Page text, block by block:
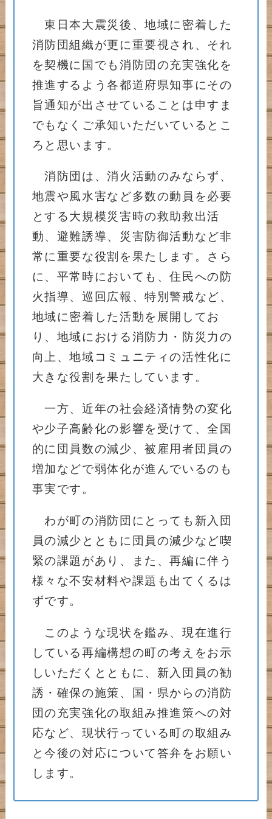
東日本大震災後、地域に密着した
消防団組織が更に重要視され、それ
を契機に国でも消防団の充実強化を
推進するよう各都道府県知事にその
旨通知が出させていることは申すま
でもなくご承知いただいているとこ
ろと思います。
消防団は、消火活動のみならず、
地震や風水害など多数の動員を必要
とする大規模災害時の救助救出活
動、避難誘導、災害防御活動など非
常に重要な役割を果たします。さら
に、平常時においても、住民への防
火指導、巡回広報、特別警戒など、
地域に密着した活動を展開してお
り、地域における消防力・防災力の
向上、地域コミュニティの活性化に
大きな役割を果たしています。
一方、近年の社会経済情勢の変化
や少子高齢化の影響を受けて、全国
的に団員数の減少、被雇用者団員の
増加などで弱体化が進んでいるのも
事実です。
わが町の消防団にとっても新入団
員の減少とともに団員の減少など喫
緊の課題があり、また、再編に伴う
様々な不安材料や課題も出てくるは
ずです。
このような現状を鑑み、現在進行
している再編構想の町の考えをお示
しいただくとともに、新入団員の勧
誘・確保の施策、国・県からの消防
団の充実強化の取組み推進策への対
応など、現状行っている町の取組み
と今後の対応について答弁をお願い
します。